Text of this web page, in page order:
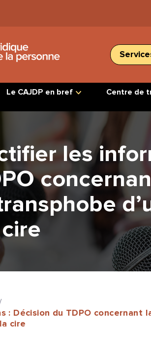
Le CAJDP en bref Centre de
les
Décision du TDPO concernant
cire